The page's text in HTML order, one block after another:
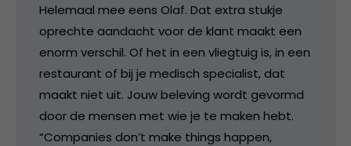
Helemaal mee eens Olaf. Dat extra stukje
oprechte aandacht voor de klant maakt een
enorm verschil. Of het in een vliegtuig is, in een
restaurant of bij je medisch specialist, dat
maakt niet uit. Jouw beleving wordt gevormd
door de mensen met wie je te maken hebt.
“Companies don’t make things happen,